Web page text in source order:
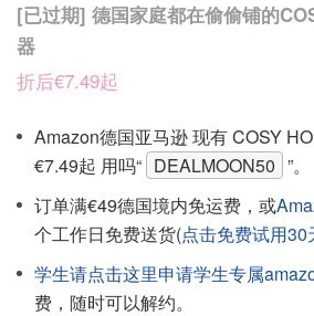
[已过期] 德国家庭都在偷偷铺的
器
折后€7.49起
Amazon德国亚马逊 现有 COSY
€7.49起 用吗“ DEALMOON50 ”。
订单满€49德国境内免运费，或
个工作日免费送货(点击免费试用
学生请点击这里申请学生专属
费，随时可以解约。